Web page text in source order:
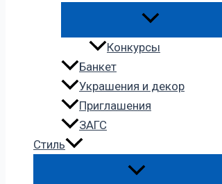
Конкурсы
Банкет
Украшения и декор
Приглашения
ЗАГС
Стиль